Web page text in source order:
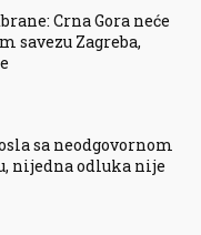
Crna Gora neće
savezu Zagreba,
sa neodgovornom
nijedna odluka nije